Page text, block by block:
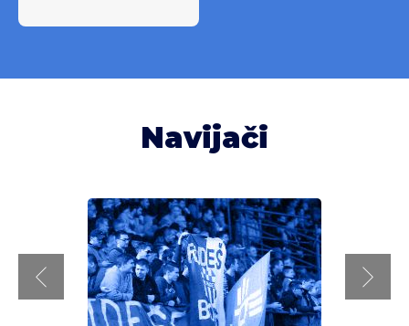
Navijači